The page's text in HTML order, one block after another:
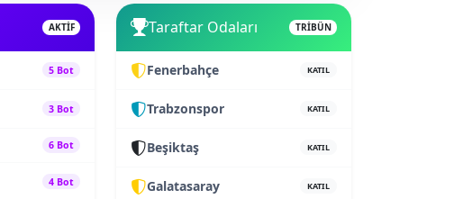
AKTİF
5 Bot
3 Bot
6 Bot
4 Bot
Taraftar Odaları TRİBÜN
Fenerbahçe KATIL
Trabzonspor KATIL
Beşiktaş KATIL
Galatasaray KATIL